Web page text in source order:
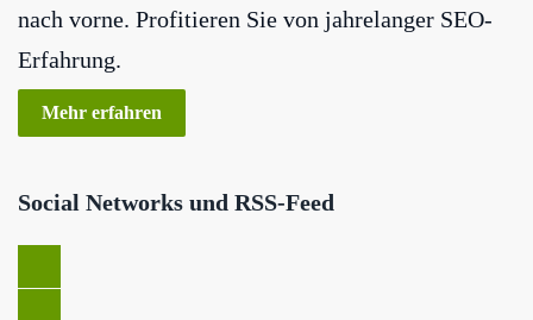
nach vorne. Profitieren Sie von jahrelanger SEO-
Erfahrung.
Mehr erfahren
Social Networks und RSS-Feed